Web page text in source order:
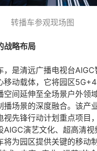
转播车参观现场图
战略布局
，是清远广播电视台
移动载体，它将园区
空间延伸至全场景户外领
播场景的深度融合。该产
视先锋行动计划重点项目
AIGC演艺文化、超高清视
将为园区提供关键的移动